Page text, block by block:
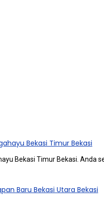
Bekasi Timur Bekasi
Bekasi Timur Bekasi. Anda
Baru Bekasi Utara Bekasi